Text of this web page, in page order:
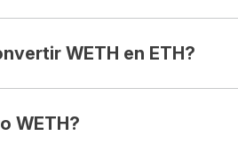
WETH en ETH?
WETH?